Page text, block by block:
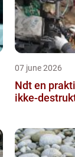
07 june 2026
Ndt en praktisk guide til
ikke-